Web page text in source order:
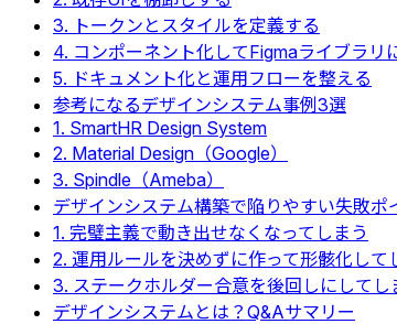
3. トークンとスタイルを定義する
4. コンポーネント化してFigmaライブラリ
5. ドキュメント化と運用フローを整える
参考になるデザインシステム事例3選
1. SmartHR Design System
2. Material Design（Google）
3. Spindle（Ameba）
デザインシステム構築で陥りやすい失敗ポ
1. 完璧主義で動き出せなくなってしまう
2. 運用ルールを決めずに作って形骸化して
3. ステークホルダー合意を後回しにしてし
デザインシステムとは？Q&Aサマリー